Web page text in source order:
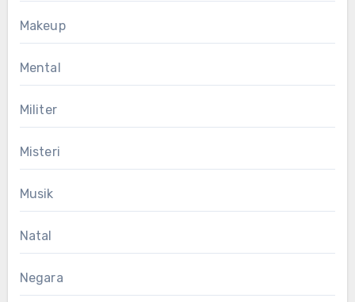
Makeup
Mental
Militer
Misteri
Musik
Natal
Negara